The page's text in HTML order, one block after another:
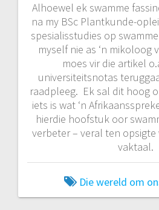
Alhoewel ek swamme
na my BSc Plantkunde-
spesialisstudies op
myself nie as ‘n mikoloog
moes vir die artikel
universiteitsnotas
raadpleeg. Ek sal dit hoog
iets is wat ‘n
hierdie hoofstuk oor
verbeter – veral ten opsigte
vaktaal.
Die wereld om